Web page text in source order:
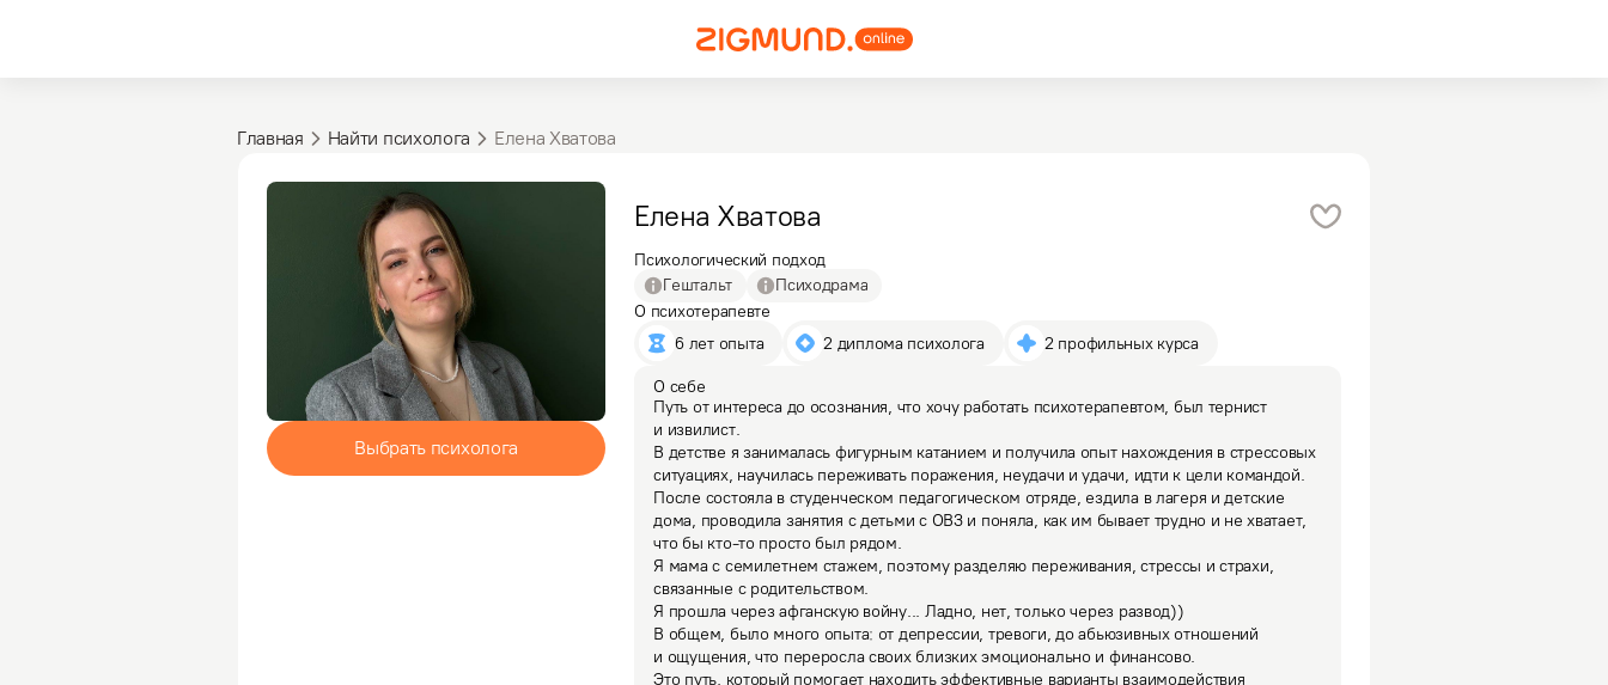
Главная Найти психолога Елена Хватова
Выбрать психолога
Елена Хватова
Психологический подход
Гештальт
Психодрама
О психотерапевте
6 лет опыта
2 диплома психолога 2 профильных курса
О себе
Путь от интереса до осознания, что хочу работать психотерапевтом, был тернист
и извилист.
В детстве я занималась фигурным катанием и получила опыт нахождения в стрессовых
ситуациях, научилась переживать поражения, неудачи и удачи, идти к цели командой.
После состояла в студенческом педагогическом отряде, ездила в лагеря и детские
дома, проводила занятия с детьми с ОВЗ и поняла, как им бывает трудно и не хватает,
что бы кто-то просто был рядом.
Я мама с семилетнем стажем, поэтому разделяю переживания, стрессы и страхи,
связанные с родительством.
Я прошла через афганскую войну... Ладно, нет, только через развод))
В общем, было много опыта: от депрессии, тревоги, до абьюзивных отношений
и ощущения, что переросла своих близких эмоционально и финансово.
Это путь, который помогает находить эффективные варианты взаимодействия